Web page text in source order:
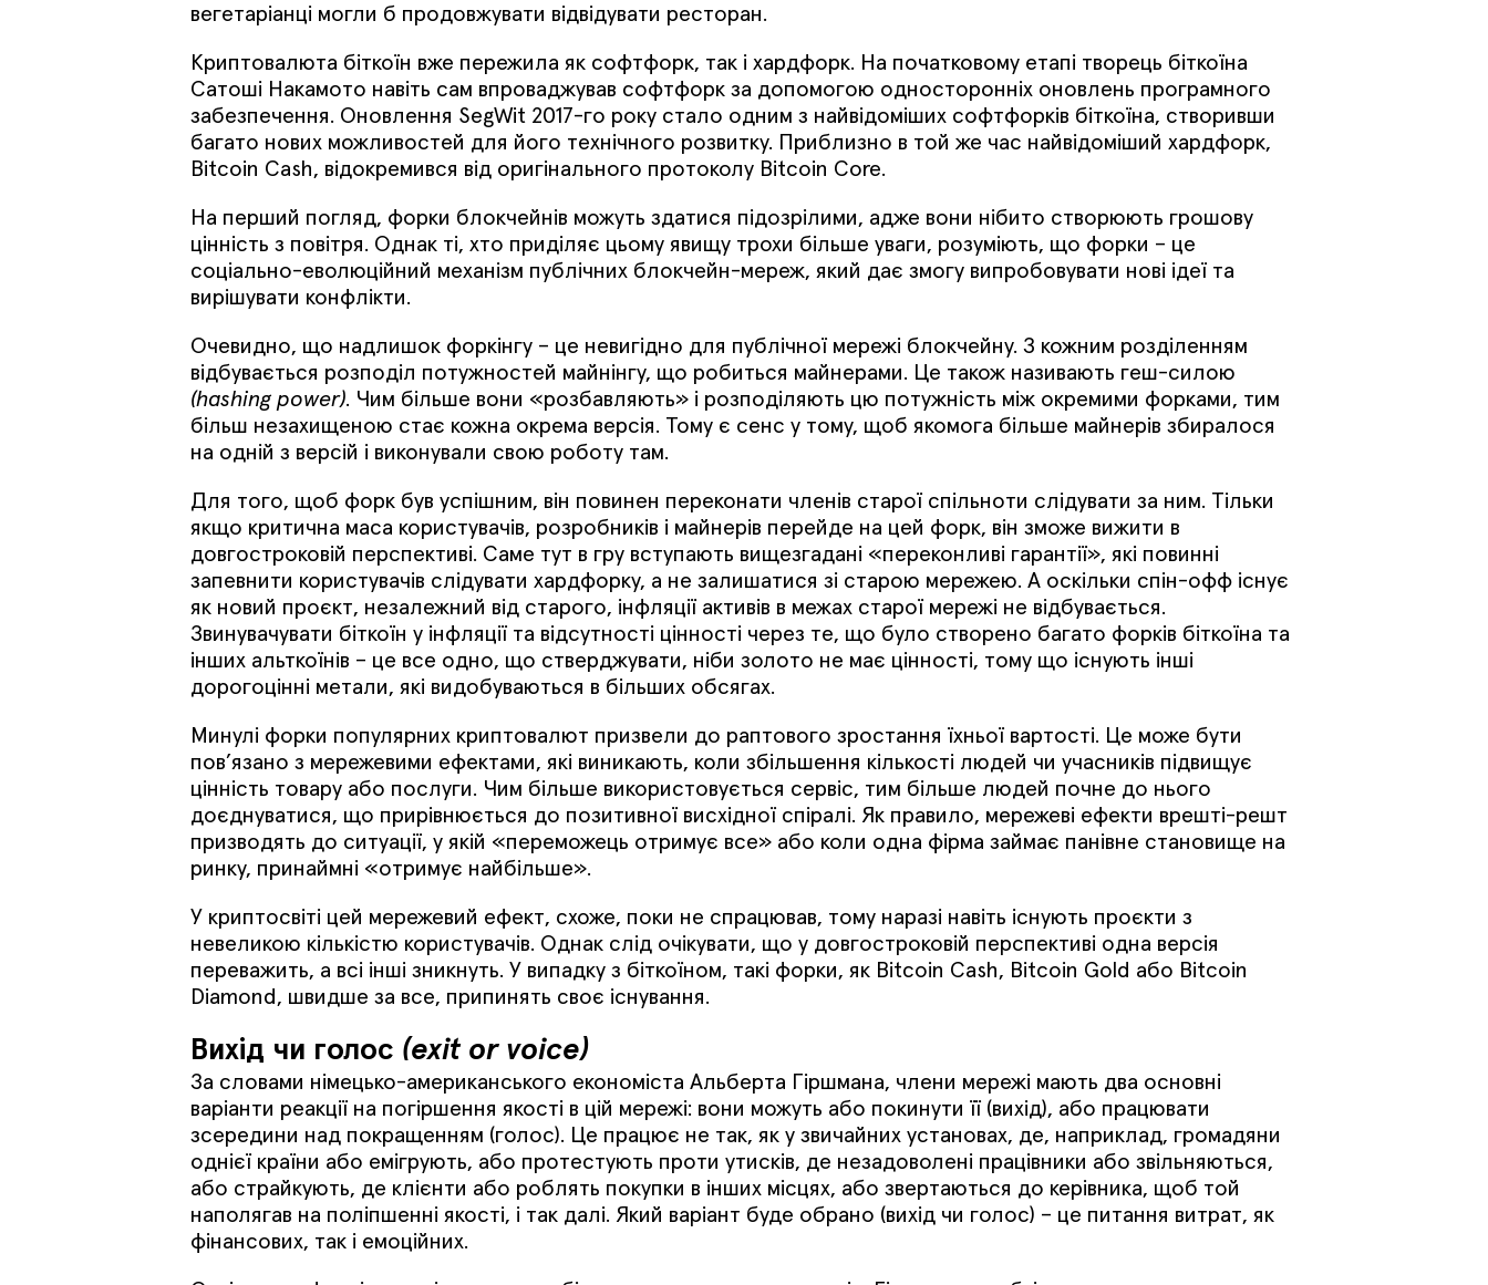
вегетаріанці могли б продовжувати відвідувати ресторан.
Криптовалюта біткоїн вже пережила як софтфорк, так і хардфорк. На початковому етапі творець біткоїна
Сатоші Накамото навіть сам впроваджував софтфорк за допомогою односторонніх оновлень програмного
забезпечення. Оновлення SegWit 2017-го року стало одним з найвідоміших софтфорків біткоїна, створивши
багато нових можливостей для його технічного розвитку. Приблизно в той же час найвідоміший хардфорк,
Bitcoin Cash, відокремився від оригінального протоколу Bitcoin Core.
На перший погляд, форки блокчейнів можуть здатися підозрілими, адже вони нібито створюють грошову
цінність з повітря. Однак ті, хто приділяє цьому явищу трохи більше уваги, розуміють, що форки – це
соціально-еволюційний механізм публічних блокчейн-мереж, який дає змогу випробовувати нові ідеї та
вирішувати конфлікти.
Очевидно, що надлишок форкінгу – це невигідно для публічної мережі блокчейну. З кожним розділенням
відбувається розподіл потужностей майнінгу, що робиться майнерами. Це також називають геш-силою
(hashing power). Чим більше вони «розбавляють» і розподіляють цю потужність між окремими форками, тим
більш незахищеною стає кожна окрема версія. Тому є сенс у тому, щоб якомога більше майнерів збиралося
на одній з версій і виконували свою роботу там.
Для того, щоб форк був успішним, він повинен переконати членів старої спільноти слідувати за ним. Тільки
якщо критична маса користувачів, розробників і майнерів перейде на цей форк, він зможе вижити в
довгостроковій перспективі. Саме тут в гру вступають вищезгадані «переконливі гарантії», які повинні
запевнити користувачів слідувати хардфорку, а не залишатися зі старою мережею. А оскільки спін-офф існує
як новий проєкт, незалежний від старого, інфляції активів в межах старої мережі не відбувається.
Звинувачувати біткоїн у інфляції та відсутності цінності через те, що було створено багато форків біткоїна та
інших альткоїнів – це все одно, що стверджувати, ніби золото не має цінності, тому що існують інші
дорогоцінні метали, які видобуваються в більших обсягах.
Минулі форки популярних криптовалют призвели до раптового зростання їхньої вартості. Це може бути
пов’язано з мережевими ефектами, які виникають, коли збільшення кількості людей чи учасників підвищує
цінність товару або послуги. Чим більше використовується сервіс, тим більше людей почне до нього
доєднуватися, що прирівнюється до позитивної висхідної спіралі. Як правило, мережеві ефекти врешті-решт
призводять до ситуації, у якій «переможець отримує все» або коли одна фірма займає панівне становище на
ринку, принаймні «отримує найбільше».
У криптосвіті цей мережевий ефект, схоже, поки не спрацював, тому наразі навіть існують проєкти з
невеликою кількістю користувачів. Однак слід очікувати, що у довгостроковій перспективі одна версія
переважить, а всі інші зникнуть. У випадку з біткоїном, такі форки, як Bitcoin Cash, Bitcoin Gold або Bitcoin
Diamond, швидше за все, припинять своє існування.
Вихід чи голос (exit or voice)
За словами німецько-американського економіста Альберта Гіршмана, члени мережі мають два основні
варіанти реакції на погіршення якості в цій мережі: вони можуть або покинути її (вихід), або працювати
зсередини над покращенням (голос). Це працює не так, як у звичайних установах, де, наприклад, громадяни
однієї країни або емігрують, або протестують проти утисків, де незадоволені працівники або звільняються,
або страйкують, де клієнти або роблять покупки в інших місцях, або звертаються до керівника, щоб той
наполягав на поліпшенні якості, і так далі. Який варіант буде обрано (вихід чи голос) – це питання витрат, як
фінансових, так і емоційних.